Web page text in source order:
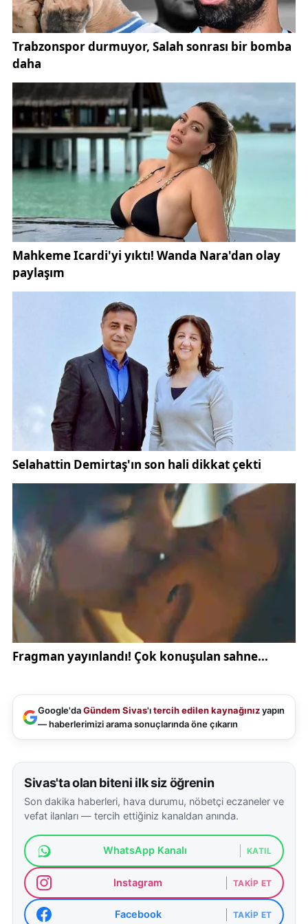
Google'daGündem Sivas'ıtercih edilen kaynağınızyapın
— haberlerimizi arama sonuçlarında öne çıkarın
Sivas'ta olan biteni ilk siz öğrenin
Son dakika haberleri, hava durumu, nöbetçi eczaneler ve
vefat ilanları — tercih ettiğiniz kanaldan anında.
WhatsApp Kanalı KATIL
Instagram TAKIP ET
Facebook TAKIP ET